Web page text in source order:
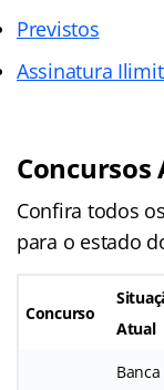
Previstos
Assinatura
Confira todos
para o estado
Concurso
Atual
Banca